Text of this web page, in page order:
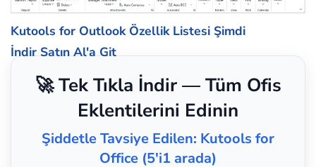
Kutools for Outlook Özellik Listesi Şimdi
İndir Satın Al'a Git
🚀 Tek Tıkla İndir — Tüm Ofis
Eklentilerini Edinin
Şiddetle Tavsiye Edilen: Kutools for
Office (5'i1 arada)